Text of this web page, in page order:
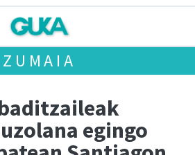
ZUMAIA
egingo